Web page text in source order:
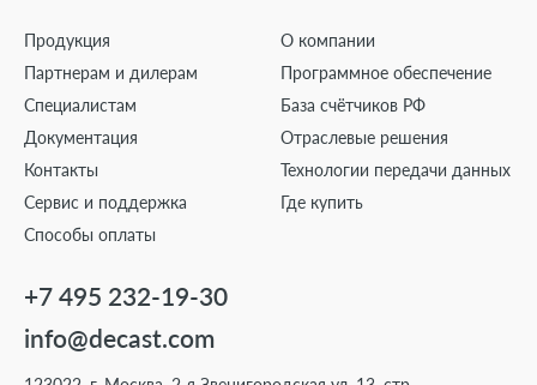
Продукция
О компании
Партнерам и дилерам
Программное обеспечение
Специалистам
База счётчиков РФ
Документация
Отраслевые решения
Контакты
Технологии передачи данных
Сервис и поддержка
Где купить
Способы оплаты
+7 495 232-19-30
info@decast.com